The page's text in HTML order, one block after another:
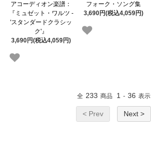
アコーディオン楽譜：
『ミュゼット・ワルツ -
'スタンダードクラシッ
ク'』
3,690円(税込4,059円)
フォーク・ソング集
3,690円(税込4,059円)
全 233 商品 1 - 36 表示
< Prev Next >